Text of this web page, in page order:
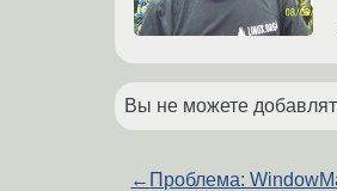
Вы не можете
← Проблема: